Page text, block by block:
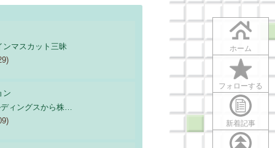
ホーム
フォローする
新着記事
ンマスカット三昧
ン
ィングスから株…